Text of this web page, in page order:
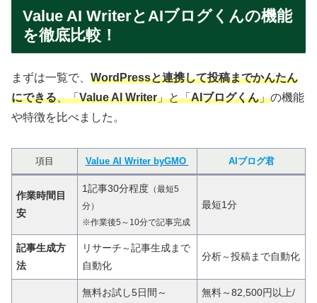
Value AI WriterとAIブログくんの機能
を徹底比較！
まずは一覧で、 WordPressと連携して投稿までかんたん
にできる、「Value AI Writer」と「AIブログくん」の機能
や特徴を比べました。
項目 Value AI Writer byGMO AIブログ君
作業時間 目
安
1記事30分程度 （最短5
分）
※作業後5～10分で記事完成
最短1分
記事生成方
法
リサーチ ～記事生成まで
自動化
分析～投稿まで自動化
無料お試し5日間～
無料～82,500円以上/